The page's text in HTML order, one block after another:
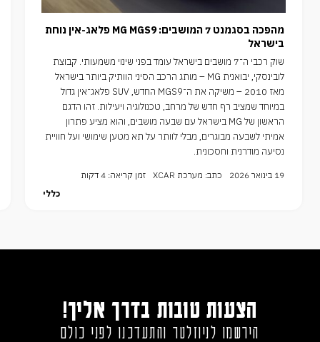
מהפכה בסגמנט 7 המושבים: MG MGS9 פלאג-אין נוחת
בישראל
שוק רכבי ה־7 מושבים בישראל עומד בפני שינוי משמעותי. קבוצת
לובינסקי, יבואנית MG – מותג הרכב הסיני הוותיק ביותר בישראל
מאז 2010 – משיקה את ה־MGS9 החדש, SUV פלאג־אין גדול
במיוחד שמציב רף חדש של מרחב, טכנולוגיה ויעילות. זהו הדגם
הראשון של MG בישראל עם שבעה מושבים, והוא מציע פתרון
אמיתי לשבעה מבוגרים, מבלי לוותר על תא מטען שימושי ועל חוויית
נסיעה מודרנית וחסכונית.
19 בינואר 2026 כתב: מערכת XCAR
זמן קריאה: 4 דקות
כללי
הצעות טובות בדרך אליך!
הירשמו לניוזלטר והתעדכנו לפני כולם